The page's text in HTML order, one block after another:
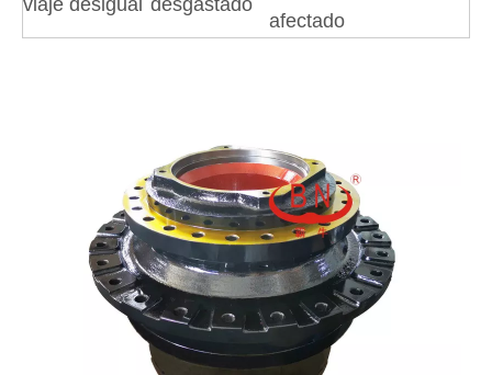
viaje desigual desgastado
afectado